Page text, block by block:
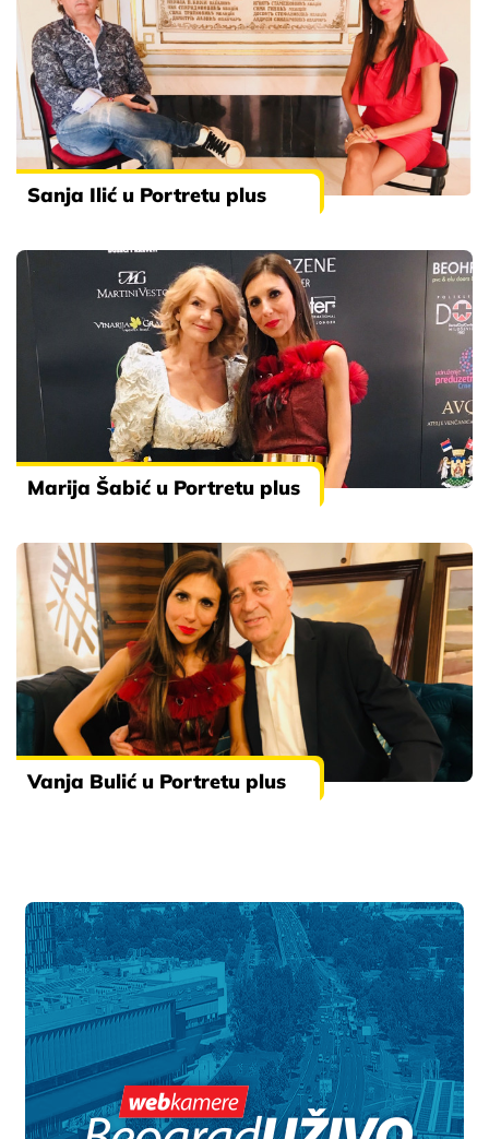
Sanja Ilić u Portretu plus
Marija Šabić u Portretu plus
Vanja Bulić u Portretu plus